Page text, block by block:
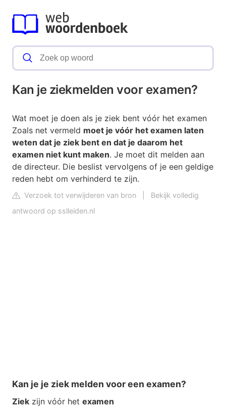
Kan je ziekmelden voor examen?
Wat moet je doen als je ziek bent vóór het examen
Zoals net vermeld moet je vóór het examen laten
weten dat je ziek bent en dat je daarom het
examen niet kunt maken. Je moet dit melden aan
de directeur. Die beslist vervolgens of je een geldige
reden hebt om verhinderd te zijn.
Verzoek tot verwijderen van bron
Bekijk volledig
antwoord op sslleiden.nl
Kan je je ziek melden voor een examen?
Ziek zijn vóór het examen